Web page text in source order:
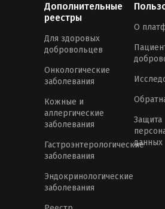
Дополнительные
реестры
Для здоровых
добровольцев
Онкологические
заболевания
Кожные и
аллергические
заболевания
Гастроэнтерологические
заболевания
Эндокринологические
заболевания
О
Защита
данных